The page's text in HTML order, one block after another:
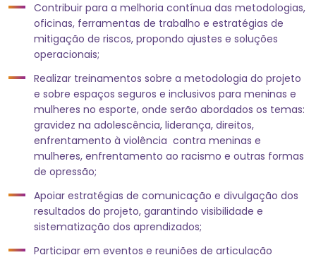
Contribuir para a melhoria contínua das metodologias,
oficinas, ferramentas de trabalho e estratégias de
mitigação de riscos, propondo ajustes e soluções
operacionais;
Realizar treinamentos sobre a metodologia do projeto
e sobre espaços seguros e inclusivos para meninas e
mulheres no esporte, onde serão abordados os temas:
gravidez na adolescência, liderança, direitos,
enfrentamento à violência contra meninas e
mulheres, enfrentamento ao racismo e outras formas
de opressão;
Apoiar estratégias de comunicação e divulgação dos
resultados do projeto, garantindo visibilidade e
sistematização dos aprendizados;
Participar em eventos e reuniões de articulação